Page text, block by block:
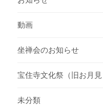
動画
坐禅会のお知らせ
宝住寺文化祭（旧お月見
未分類